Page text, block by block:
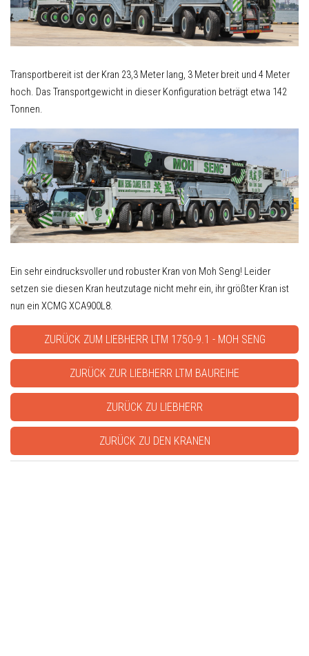
Transportbereit ist der Kran 23,3 Meter lang, 3 Meter breit und 4 Meter
hoch. Das Transportgewicht in dieser Konfiguration beträgt etwa 142
Tonnen.
Ein sehr eindrucksvoller und robuster Kran von Moh Seng! Leider
setzen sie diesen Kran heutzutage nicht mehr ein, ihr größter Kran ist
nun ein XCMG XCA900L8.
ZURÜCK ZUM LIEBHERR LTM 1750-9.1 - MOH SENG
ZURÜCK ZUR LIEBHERR LTM BAUREIHE
ZURÜCK ZU LIEBHERR
ZURÜCK ZU DEN KRANEN